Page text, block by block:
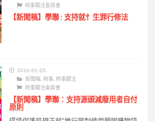
時事關注委員會
【新聞稿】學聯 : 支持就忄生罪行修法
2016-01-05
新聞稿, 時事, 時事關注
時事關注委員會
【新聞稿】學聯：支持源頭減廢用者自付
原則